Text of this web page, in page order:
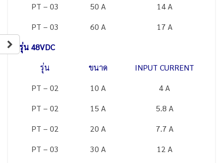
PT – 03
50 A
14 A
PT – 03
60 A
17 A
รุ่น 48VDC
รุ่น
ขนาด
INPUT CURRENT
PT – 02
10 A
4 A
PT – 02
15 A
5.8 A
PT – 02
20 A
7.7 A
PT – 03
30 A
12 A